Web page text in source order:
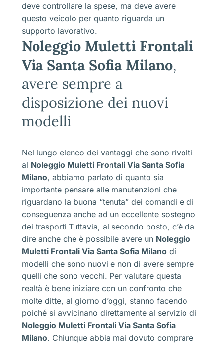
deve controllare la spese, ma deve avere
questo veicolo per quanto riguarda un
supporto lavorativo.
Noleggio Muletti Frontali
Via Santa Sofia Milano,
avere sempre a
disposizione dei nuovi
modelli
Nel lungo elenco dei vantaggi che sono rivolti
al Noleggio Muletti Frontali Via Santa Sofia
Milano, abbiamo parlato di quanto sia
importante pensare alle manutenzioni che
riguardano la buona “tenuta” dei comandi e di
conseguenza anche ad un eccellente sostegno
dei trasporti.Tuttavia, al secondo posto, c’è da
dire anche che è possibile avere un Noleggio
Muletti Frontali Via Santa Sofia Milano di
modelli che sono nuovi e non di avere sempre
quelli che sono vecchi. Per valutare questa
realtà è bene iniziare con un confronto che
molte ditte, al giorno d’oggi, stanno facendo
poiché si avvicinano direttamente al servizio di
Noleggio Muletti Frontali Via Santa Sofia
Milano. Chiunque abbia mai dovuto comprare